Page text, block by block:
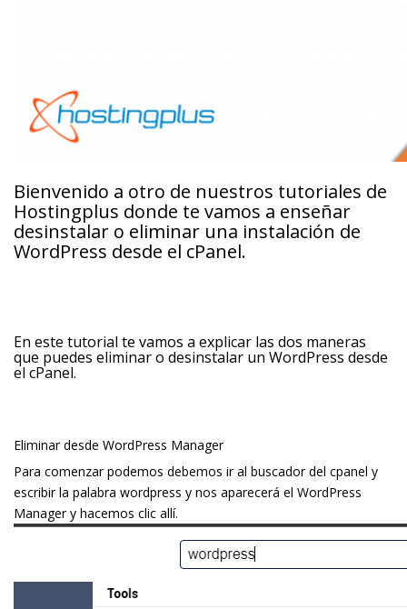
Bienvenido a otro de nuestros tutoriales de
Hostingplus donde te vamos a enseñar
desinstalar o eliminar una instalación de
WordPress desde el cPanel.
En este tutorial te vamos a explicar las dos maneras
que puedes eliminar o desinstalar un WordPress desde
el cPanel.
Eliminar desde WordPress Manager
Para comenzar podemos debemos ir al buscador del cpanel y
escribir la palabra wordpress y nos aparecerá el WordPress
Manager y hacemos clic allí.